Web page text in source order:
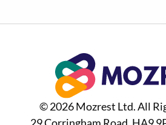
© 2026 Mozrest Ltd. All